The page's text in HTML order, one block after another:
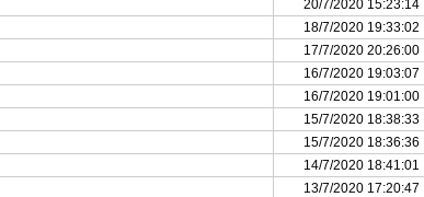
20/7/2020 15:23:14
18/7/2020 19:33:02
17/7/2020 20:26:00
16/7/2020 19:03:07
16/7/2020 19:01:00
15/7/2020 18:38:33
15/7/2020 18:36:36
14/7/2020 18:41:01
13/7/2020 17:20:47